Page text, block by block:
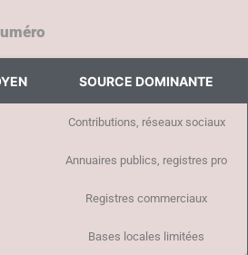
SOURCE DOMINANTE
Contributions, réseaux sociaux
Annuaires publics, registres pro
Registres commerciaux
Bases locales limitées